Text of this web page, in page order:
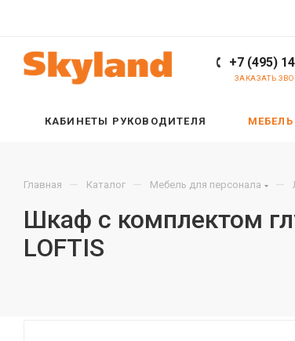
+7 (495)
ЗАКАЗАТЬ
КАБИНЕТЫ РУКОВОДИТЕЛЯ
Главная — Каталог — Мебель для персонала —
Шкаф с комплектом
LOFTIS